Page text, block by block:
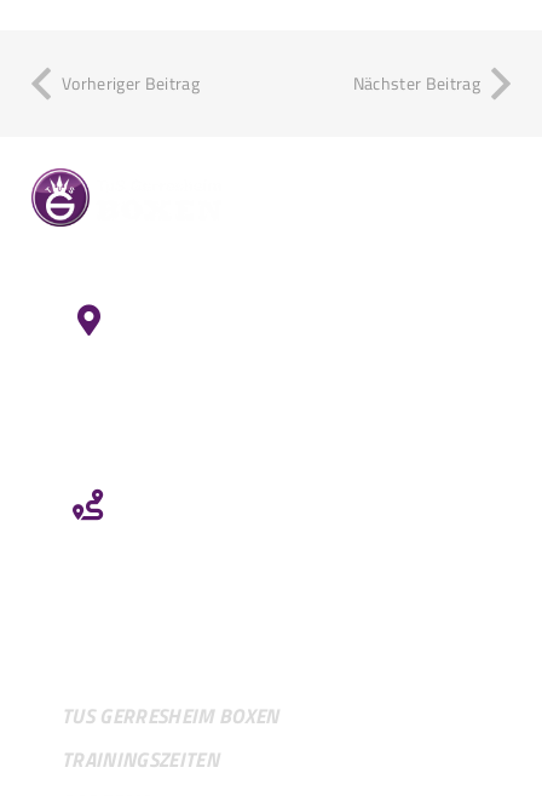
Vorheriger Beitrag Nächster Beitrag
TUS GERRESHEIM BOXEN
TRAININGSZEITEN